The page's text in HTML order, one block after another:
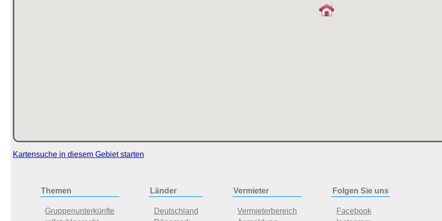
Kartensuche in diesem Gebiet starten
Themen
Gruppenunterkünfte
Länder
Deutschland
Vermieter
Vermieterbereich
Folgen Sie uns
Facebook